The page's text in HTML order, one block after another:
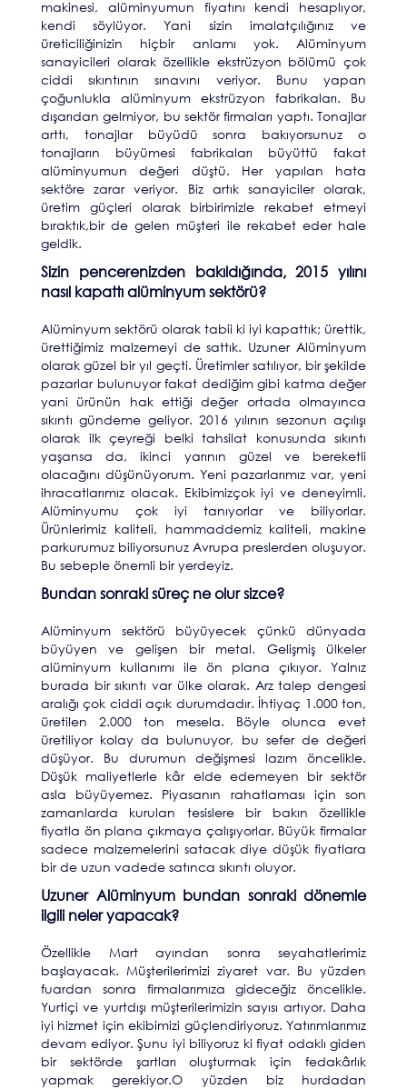
makinesi, alüminyumun fiyatını kendi hesaplıyor,
kendi söylüyor. Yani sizin imalatçılığınız ve
üreticiliğinizin hiçbir anlamı yok. Alüminyum
sanayicileri olarak özellikle ekstrüzyon bölümü çok
ciddi sıkıntının sınavını veriyor. Bunu yapan
çoğunlukla alüminyum ekstrüzyon fabrikaları. Bu
dışarıdan gelmiyor, bu sektör firmaları yaptı. Tonajlar
arttı, tonajlar büyüdü sonra bakıyorsunuz o
tonajların büyümesi fabrikaları büyüttü fakat
alüminyumun değeri düştü. Her yapılan hata
sektöre zarar veriyor. Biz artık sanayiciler olarak,
üretim güçleri olarak birbirimizle rekabet etmeyi
bıraktık,bir de gelen müşteri ile rekabet eder hale
geldik.
Sizin pencerenizden bakıldığında, 2015 yılını
nasıl kapattı alüminyum sektörü?
Alüminyum sektörü olarak tabii ki iyi kapattık; ürettik,
ürettiğimiz malzemeyi de sattık. Uzuner Alüminyum
olarak güzel bir yıl geçti. Üretimler satılıyor, bir şekilde
pazarlar bulunuyor fakat dediğim gibi katma değer
yani ürünün hak ettiği değer ortada olmayınca
sıkıntı gündeme geliyor. 2016 yılının sezonun açılışı
olarak ilk çeyreği belki tahsilat konusunda sıkıntı
yaşansa da, ikinci yarının güzel ve bereketli
olacağını düşünüyorum. Yeni pazarlarımız var, yeni
ihracatlarımız olacak. Ekibimizçok iyi ve deneyimli.
Alüminyumu çok iyi tanıyorlar ve biliyorlar.
Ürünlerimiz kaliteli, hammaddemiz kaliteli, makine
parkurumuz biliyorsunuz Avrupa preslerden oluşuyor.
Bu sebeple önemli bir yerdeyiz.
Bundan sonraki süreç ne olur sizce?
Alüminyum sektörü büyüyecek çünkü dünyada
büyüyen ve gelişen bir metal. Gelişmiş ülkeler
alüminyum kullanımı ile ön plana çıkıyor. Yalnız
burada bir sıkıntı var ülke olarak. Arz talep dengesi
aralığı çok ciddi açık durumdadır. İhtiyaç 1.000 ton,
üretilen 2.000 ton mesela. Böyle olunca evet
üretiliyor kolay da bulunuyor, bu sefer de değeri
düşüyor. Bu durumun değişmesi lazım öncelikle.
Düşük maliyetlerle kâr elde edemeyen bir sektör
asla büyüyemez. Piyasanın rahatlaması için son
zamanlarda kurulan tesislere bir bakın özellikle
fiyatla ön plana çıkmaya çalışıyorlar. Büyük firmalar
sadece malzemelerini satacak diye düşük fiyatlara
bir de uzun vadede satınca sıkıntı oluyor.
Uzuner Alüminyum bundan sonraki dönemle
ilgili neler yapacak?
Özellikle Mart ayından sonra seyahatlerimiz
başlayacak. Müşterilerimizi ziyaret var. Bu yüzden
fuardan sonra firmalarımıza gideceğiz öncelikle.
Yurtiçi ve yurtdışı müşterilerimizin sayısı artıyor. Daha
iyi hizmet için ekibimizi güçlendiriyoruz. Yatırımlarımız
devam ediyor. Şunu iyi biliyoruz ki fiyat odaklı giden
bir sektörde şartları oluşturmak için fedakârlık
yapmak gerekiyor.O yüzden biz hurdadan